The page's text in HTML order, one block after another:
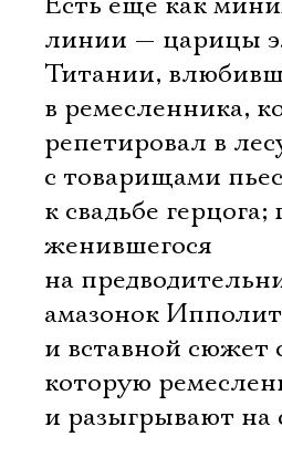
линии — царицы
Титании,
в ремесленника,
репетировал в
с товарищами
к свадьбе герцога;
женившегося
на
амазонок
и вставной сюжет
которую
и разыгрывают на